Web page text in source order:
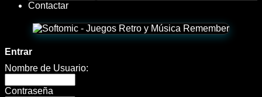
Contactar
Entrar
Nombre de Usuario:
Contraseña